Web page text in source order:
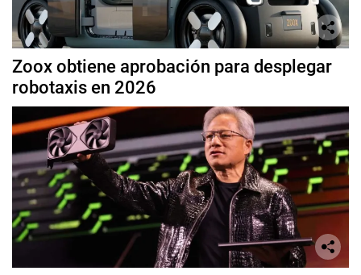
Zoox obtiene aprobación para desplegar
robotaxis en 2026